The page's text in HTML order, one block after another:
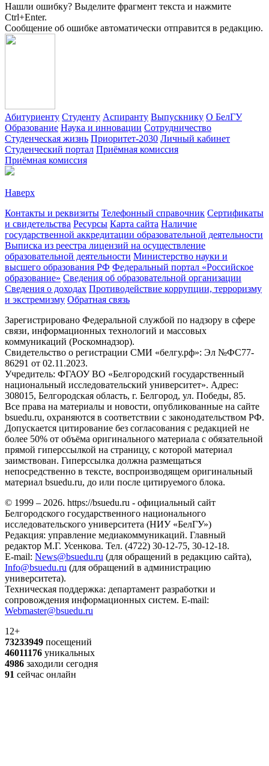
Нашли ошибку? Выделите фрагмент текста и нажмите
Ctrl+Enter.
Сообщение об ошибке автоматически отправится в редакцию.
Абитуриенту Студенту Аспиранту Выпускнику О БелГУ
Образование Наука и инновации Сотрудничество
Студенческая жизнь Приоритет-2030 Личный кабинет
Студенческий портал Приёмная комиссия
Приёмная комиссия
Наверх
Контакты и реквизиты Телефонный справочник Сертификаты
и свидетельства Ресурсы Карта сайта Наличие
государственной аккредитации образовательной деятельности
Выписка из реестра лицензий на осуществление
образовательной деятельности Министерствo науки и
высшего образования РФ Федеральный портал «Российское
образование» Сведения об образовательной организации
Сведения о доходах Противодействие коррупции, терроризму
и экстремизму Обратная связь
Зарегистрировано Федеральной службой по надзору в сфере
связи, информационных технологий и массовых
коммуникаций (Роскомнадзор).
Свидетельство о регистрации СМИ «белгу.рф»: Эл №ФС77-
86291 от 02.11.2023.
Учредитель: ФГАОУ ВО «Белгородский государственный
национальный исследовательский университет». Адрес:
308015, Белгородская область, г. Белгород, ул. Победы, 85.
Все права на материалы и новости, опубликованные на сайте
bsuedu.ru, охраняются в соответствии с законодательством РФ.
Допускается цитирование без согласования с редакцией не
более 50% от объёма оригинального материала с обязательной
прямой гиперссылкой на страницу, с которой материал
заимствован. Гиперссылка должна размещаться
непосредственно в тексте, воспроизводящем оригинальный
материал bsuedu.ru, до или после цитируемого блока.
© 1999 – 2026. https://bsuedu.ru - официальный сайт
Белгородского государственного национального
исследовательского университета (НИУ «БелГУ»)
Редакция: управление медиакоммуникаций. Главный
редактор М.Г. Усенкова. Тел. (4722) 30-12-75, 30-12-18.
E-mail: News@bsuedu.ru (для обращений в редакцию сайта),
Info@bsuedu.ru (для обращений в администрацию
университета).
Техническая поддержка: департамент разработки и
сопровождения информационных систем. E-mail:
Webmaster@bsuedu.ru
12+
73233949 посещений
46011176 уникальных
4986 заходили сегодня
91 сейчас онлайн